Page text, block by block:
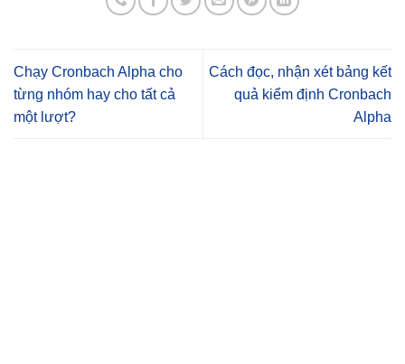
Chạy Cronbach Alpha cho
từng nhóm hay cho tất cả
một lượt?
Cách đọc, nhận xét bảng kết
quả kiểm định Cronbach
Alpha